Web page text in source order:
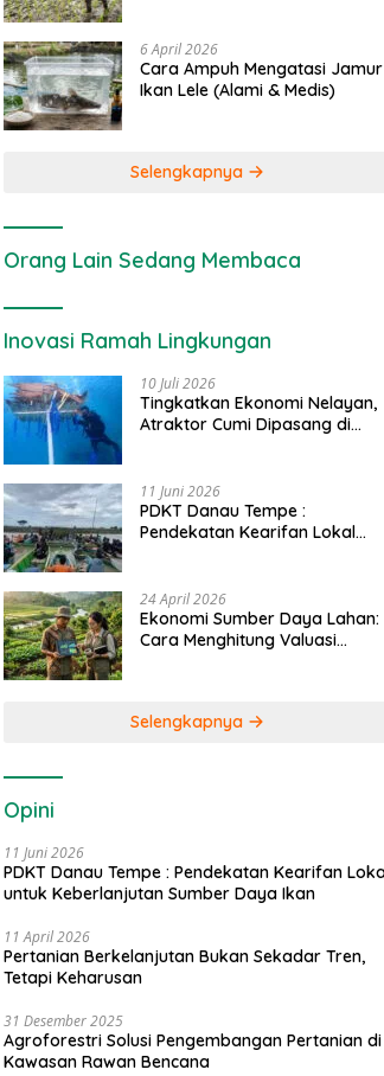
6 April 2026
Cara Ampuh Mengatasi Jamur
Ikan Lele (Alami & Medis)
Selengkapnya
Orang Lain Sedang Membaca
Inovasi Ramah Lingkungan
10 Juli 2026
Tingkatkan Ekonomi Nelayan,
Atraktor Cumi Dipasang di
11 Juni 2026
PDKT Danau Tempe :
Pendekatan Kearifan Lokal
24 April 2026
Ekonomi Sumber Daya Lahan:
Cara Menghitung Valuasi
Selengkapnya
Opini
11 Juni 2026
PDKT Danau Tempe : Pendekatan Kearifan
untuk Keberlanjutan Sumber Daya Ikan
11 April 2026
Pertanian Berkelanjutan Bukan Sekadar Tren,
Tetapi Keharusan
31 Desember 2025
Agroforestri Solusi Pengembangan Pertanian di
Kawasan Rawan Bencana